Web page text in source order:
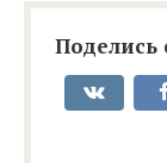
Поделись